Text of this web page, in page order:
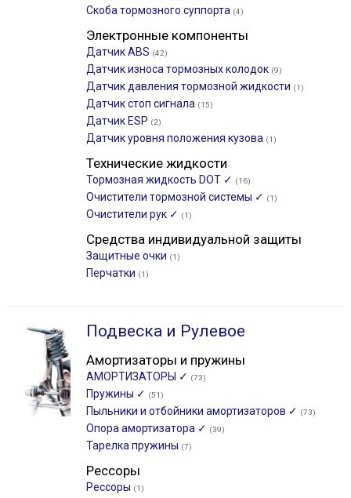
Скоба тормозного суппорта (4)
Электронные компоненты
Датчик ABS (42)
Датчик износа тормозных колодок (9)
Датчик давления тормозной жидкости (1)
Датчик стоп сигнала (15)
Датчик ESP (2)
Датчик уровня положения кузова (1)
Технические жидкости
Тормозная жидкость DOT ✓ (16)
Очистители тормозной системы ✓ (1)
Очистители рук ✓ (1)
Средства индивидуальной защиты
Защитные очки (1)
Перчатки (1)
Подвеска и Рулевое
Амортизаторы и пружины
АМОРТИЗАТОРЫ ✓ (73)
Пружины ✓ (51)
Пыльники и отбойники амортизаторов ✓ (73)
Опора амортизатора ✓ (39)
Тарелка пружины (7)
Рессоры
Рессоры (1)